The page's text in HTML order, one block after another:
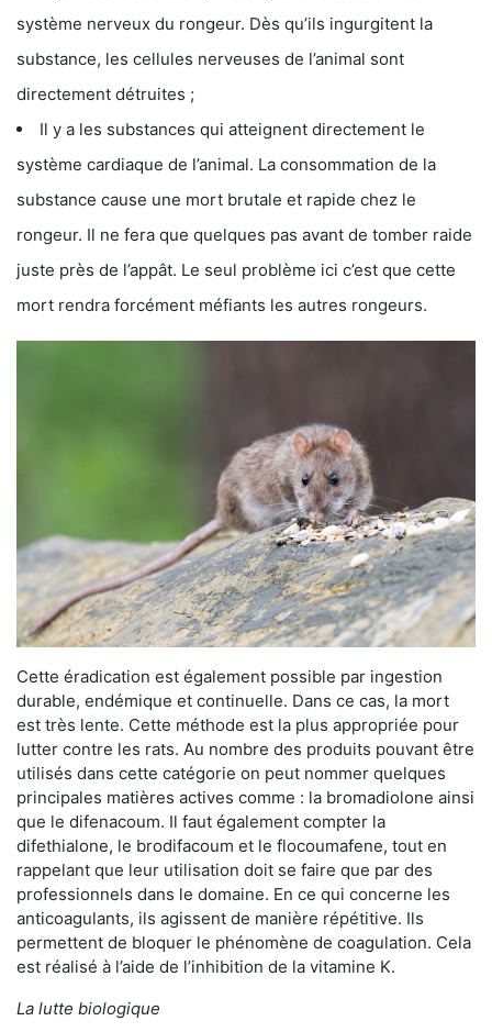
système nerveux du rongeur. Dès qu’ils ingurgitent la
substance, les cellules nerveuses de l’animal sont
directement détruites ;
Il y a les substances qui atteignent directement le
système cardiaque de l’animal. La consommation de la
substance cause une mort brutale et rapide chez le
rongeur. Il ne fera que quelques pas avant de tomber raide
juste près de l’appât. Le seul problème ici c’est que cette
mort rendra forcément méfiants les autres rongeurs.
Cette éradication est également possible par ingestion
durable, endémique et continuelle. Dans ce cas, la mort
est très lente. Cette méthode est la plus appropriée pour
lutter contre les rats. Au nombre des produits pouvant être
utilisés dans cette catégorie on peut nommer quelques
principales matières actives comme : la bromadiolone ainsi
que le difenacoum. Il faut également compter la
difethialone, le brodifacoum et le flocoumafene, tout en
rappelant que leur utilisation doit se faire que par des
professionnels dans le domaine. En ce qui concerne les
anticoagulants, ils agissent de manière répétitive. Ils
permettent de bloquer le phénomène de coagulation. Cela
est réalisé à l’aide de l’inhibition de la vitamine K.
La lutte biologique